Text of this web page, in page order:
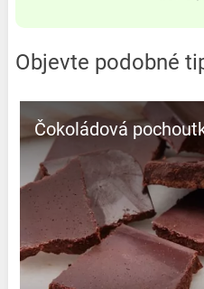
Objevte podobné
Čokoládová